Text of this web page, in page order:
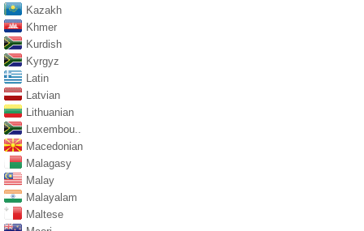
Kazakh
Khmer
Kurdish
Kyrgyz
Latin
Latvian
Lithuanian
Luxembou..
Macedonian
Malagasy
Malay
Malayalam
Maltese